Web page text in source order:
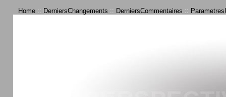
Home :: DerniersChangements :: DerniersCommentaires ::